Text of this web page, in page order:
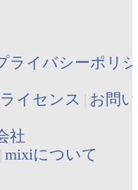
ライバシーポリ
ライセンス お問
社
mixiについて